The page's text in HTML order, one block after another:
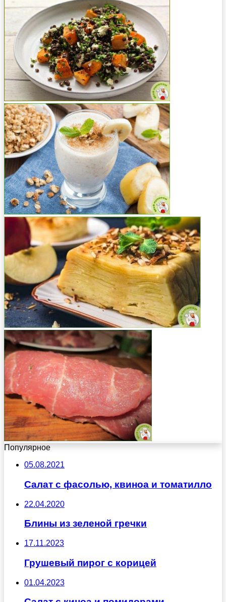
Популярное
05.08.2021
Салат с фасолью, квиноа и томатилло
22.04.2020
Блины из зеленой гречки
17.11.2023
Грушевый пирог с корицей
01.04.2023